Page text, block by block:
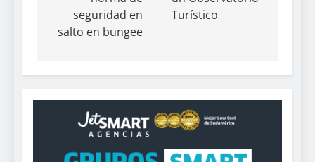
seguridad en
salto en bungee
Turístico